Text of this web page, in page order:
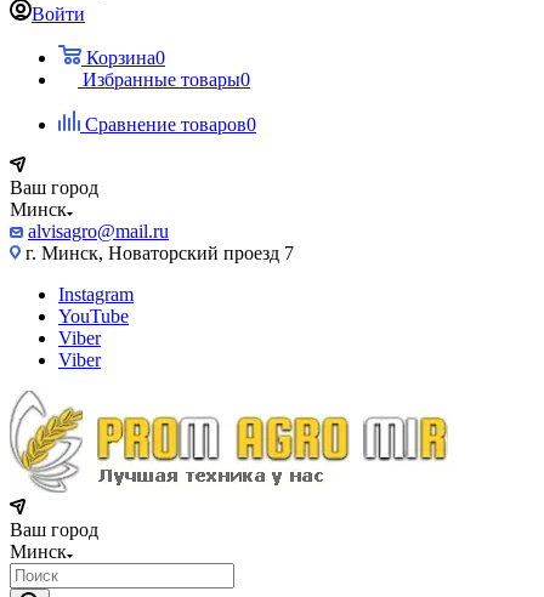
Войти
Корзина0
Избранные товары0
Сравнение товаров0
Ваш город
Минск
alvisagro@mail.ru
г. Минск, Новаторский проезд 7
Instagram
YouTube
Viber
Viber
Ваш город
Минск